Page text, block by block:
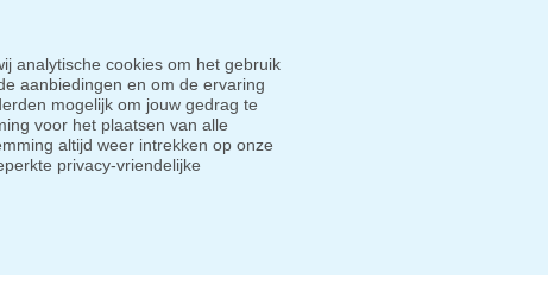
analytische cookies om het gebruik
aanbiedingen en om de ervaring
mogelijk om jouw gedrag te
voor het plaatsen van alle
altijd weer intrekken op onze
privacy-vriendelijke